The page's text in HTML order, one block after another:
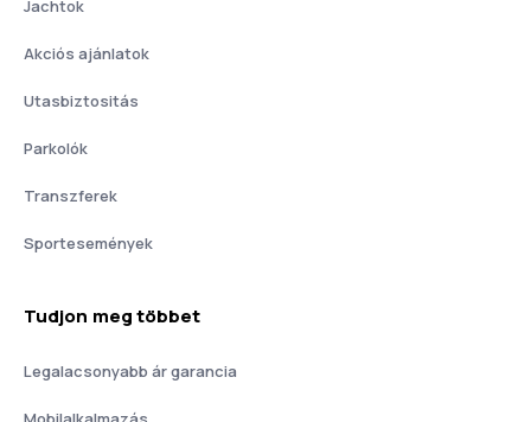
Jachtok
Akciós ajánlatok
Utasbiztositás
Parkolók
Transzferek
Sportesemények
Tudjon meg többet
Legalacsonyabb ár garancia